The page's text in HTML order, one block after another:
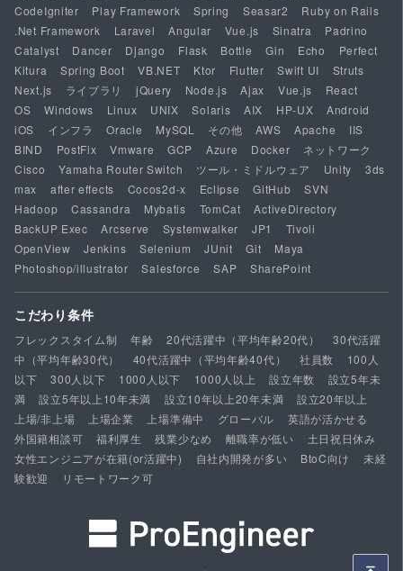
CodeIgniter
Play Framework Spring Seasar2
Ruby on Rails
.Net Framework
Laravel Angular Vue.js Sinatra
Padrino
Catalyst
Dancer Django Flask Bottle Gin Echo
Perfect
Kitura
Spring Boot VB.NET Ktor Flutter Swift UI
Struts
Next.js
ライブラリ jQuery Node.js Ajax Vue.js
React
OS
Windows Linux UNIX Solaris AIX HP-UX
Android
iOS
インフラ Oracle MySQL その他 AWS Apache
IIS
BIND
PostFix Vmware GCP Azure Docker
ネットワーク
Cisco
Yamaha Router Switch ツール・ミドルウェア Unity
3ds
max
after effects Cocos2d-x Eclipse GitHub
SVN
Hadoop
Cassandra Mybatis TomCat
ActiveDirectory
BackUP Exec
Arcserve Systemwalker JP1
Tivoli
OpenView
Jenkins Selenium JUnit Git
Maya
Photoshop/illustrator
Salesforce SAP SharePoint
こだわり条件
フレックスタイム制 年齢 20代活躍中（平均年齢20代）
30代活躍
中（平均年齢30代）
40代活躍中（平均年齢40代） 社員数
100人
以下
300人以下 1000人以下 1000人以上 設立年数
設立5年未
満
設立5年以上10年未満 設立10年以上20年未満
設立20年以上
上場/非上場
上場企業 上場準備中 グローバル
英語が活かせる
外国籍相談可
福利厚生 残業少なめ 離職率が低い
土日祝日休み
女性エンジニアが在籍(or活躍中)
自社内開発が多い BtoC向け
未経
験歓迎
リモートワーク可